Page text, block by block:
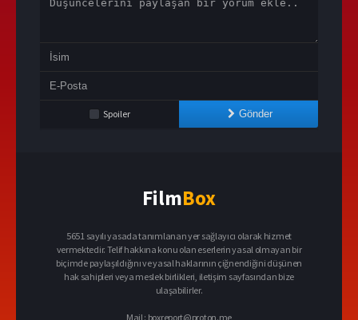
Spoiler Gönder
FilmBox
5651 sayılı yasada tanımlanan yer sağlayıcı olarak hizmet
vermektedir. Telif hakkına konu olan eserlerin yasal olmayan bir
biçimde paylaşıldığını ve yasal haklarının çiğnendiğini düşünen
hak sahipleri veya meslek birlikleri, iletişim sayfasından bize
ulaşabilirler.
Mail : boxreport@proton.me